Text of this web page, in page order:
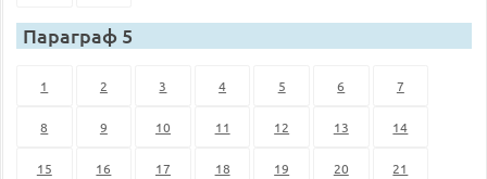
Параграф 5
1 2 3 4 5 6 7
8 9 10 11 12 13 14
15 16 17 18 19 20 21